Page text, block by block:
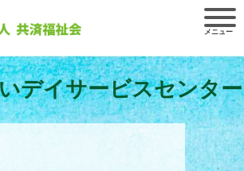
デイサービスセンター